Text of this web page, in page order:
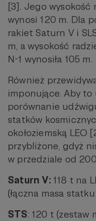
[3]. Jego wysokość
wynosi 120 m. Dla
rakiet Saturn V i
m, a wysokość
N-1 wynosiła 105 m.
Również
imponujące. Aby
porównanie
statków
okołoziemską LEO
przybliżone, gdyż
w przedziale od
Saturn V:118 t na
(łączna masa
STS: 120 t (zestaw